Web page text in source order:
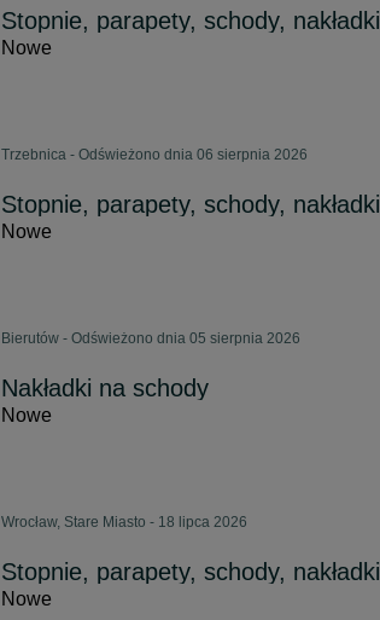
Stopnie, parapety, schody, nakładki
Nowe
Trzebnica - Odświeżono dnia 06 sierpnia 2026
Stopnie, parapety, schody, nakładki
Nowe
Bierutów - Odświeżono dnia 05 sierpnia 2026
Nakładki na schody
Nowe
Wrocław, Stare Miasto - 18 lipca 2026
Stopnie, parapety, schody, nakładki
Nowe